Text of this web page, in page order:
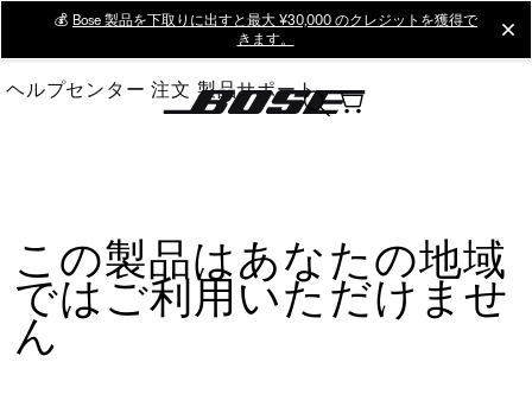
Main
💰 Bose 製品を下取りに出すと最大 ¥30,000 のクレジットを獲得で
きます。
ヘルプセンター 注文 製品サポート
この製品はあなたの地域
ではご利用いただけませ
ん